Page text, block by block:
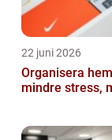
22 juni 2026
Organisera
mindre stress,